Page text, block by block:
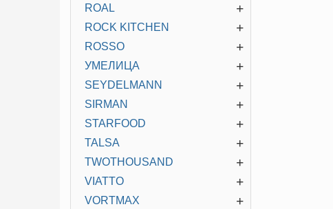
+
ROAL
+
ROCK KITCHEN
+
ROSSO
+
УМЕЛИЦА
+
SEYDELMANN
+
SIRMAN
+
STARFOOD
+
TALSA
+
TWOTHOUSAND
+
VIATTO
+
VORTMAX